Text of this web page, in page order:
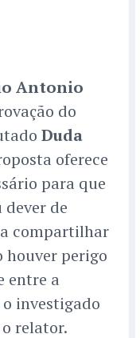
Antonio
do
Duda
oferece
para que
dever de
compartilhar
houver perigo
entre a
investigado
relator.